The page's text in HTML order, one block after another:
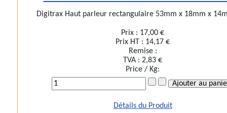
Digitrax Haut parleur rectangulaire 53mm x 18mm x
Prix : 17,00 €
Prix HT : 14,17 €
Remise :
TVA :2,83 €
Price / Kg:
Détails du Produit